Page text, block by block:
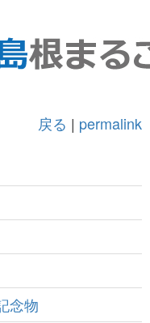
戻る | permalink
念物